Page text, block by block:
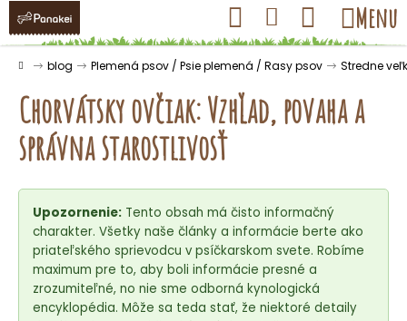
Prejsť
obsah
Hľadať Prihlásenie
Nákupný
košík
Menu
Domov
blog Plemená psov / Psie plemená / Rasy psov Stredne
Chorvátsky ovčiak: Vzhľad, povaha a
správna starostlivosť
Upozornenie: Tento obsah má čisto informačný
charakter. Všetky naše články a informácie berte ako
priateľského sprievodcu v psíčkarskom svete. Robíme
maximum pre to, aby boli informácie presné a
zrozumiteľné, no nie sme odborná kynologická
encyklopédia. Môže sa teda stať, že niektoré detaily
K
o Späť
Späť
o